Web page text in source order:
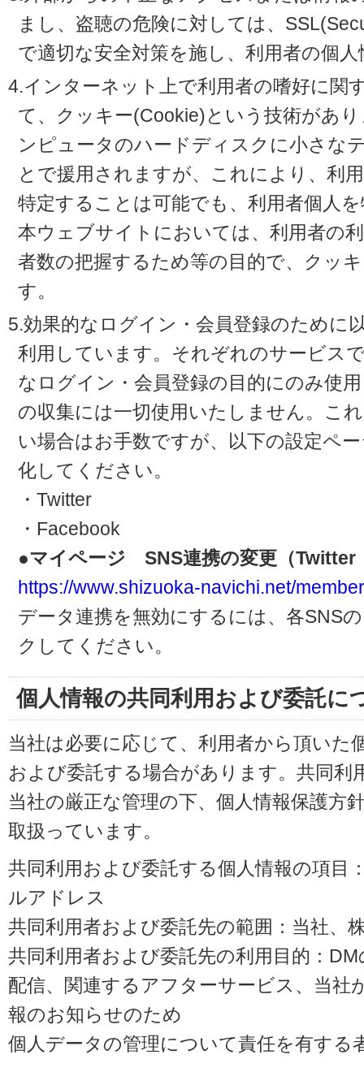
まし、盗聴の危険に対しては、
で適切な安全対策を施し、利用者の個
4.インターネット上で利用者の嗜好に関
て、クッキー(Cookie)という技術があ
ンピュータのハードディスクに小さな
とで援用されますが、これにより、利
特定することは可能でも、利用者個人
本ウェブサイトにおいては、利用者の
者数の把握するため等の目的で、クッ
す。
5.効果的なログイン・会員登録のために
利用しています。それぞれのサービス
なログイン・会員登録の目的にのみ使
の収集には一切使用いたしません。こ
い場合はお手数ですが、以下の設定ペ
化してください。
・Twitter
・Facebook
●マイページ SNS連携の変更（Twitter
https://www.shizuoka-navichi.net/
データ連携を無効にするには、各SNS
クしてください。
個人情報の共同利用および委託に
当社は必要に応じて、利用者から頂いた
および委託する場合があります。共同利
当社の厳正な管理の下、個人情報保護方
取扱っています。
共同利用および委託する個人情報の項目
ルアドレス
共同利用者および委託先の範囲：当社、
共同利用者および委託先の利用目的：
配信、関連するアフターサービス、当社
報のお知らせのため
個人データの管理について責任を有する